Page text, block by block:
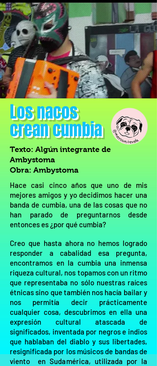
Los nacos
crean cumbia
Texto: Algún integrante de
Ambystoma
Obra: Ambystoma
Hace casi cinco años que uno de mis
mejores amigos y yo decidimos hacer una
banda de cumbia, una de las cosas que no
han parado de preguntarnos desde
entonces es ¿por qué cumbia?
Creo que hasta ahora no hemos logrado
responder a cabalidad esa pregunta,
encontramos en la cumbia una inmensa
riqueza cultural, nos topamos con un ritmo
que representaba no sólo nuestras raíces
étnicas sino que también nos hacía bailar y
nos permitía decir prácticamente
cualquier cosa, descubrimos en ella una
expresión cultural atascada de
significados, inventada por negros e indios
que hablaban del diablo y sus libertades,
resignificada por los músicos de bandas de
viento en Sudamérica, utilizada por la